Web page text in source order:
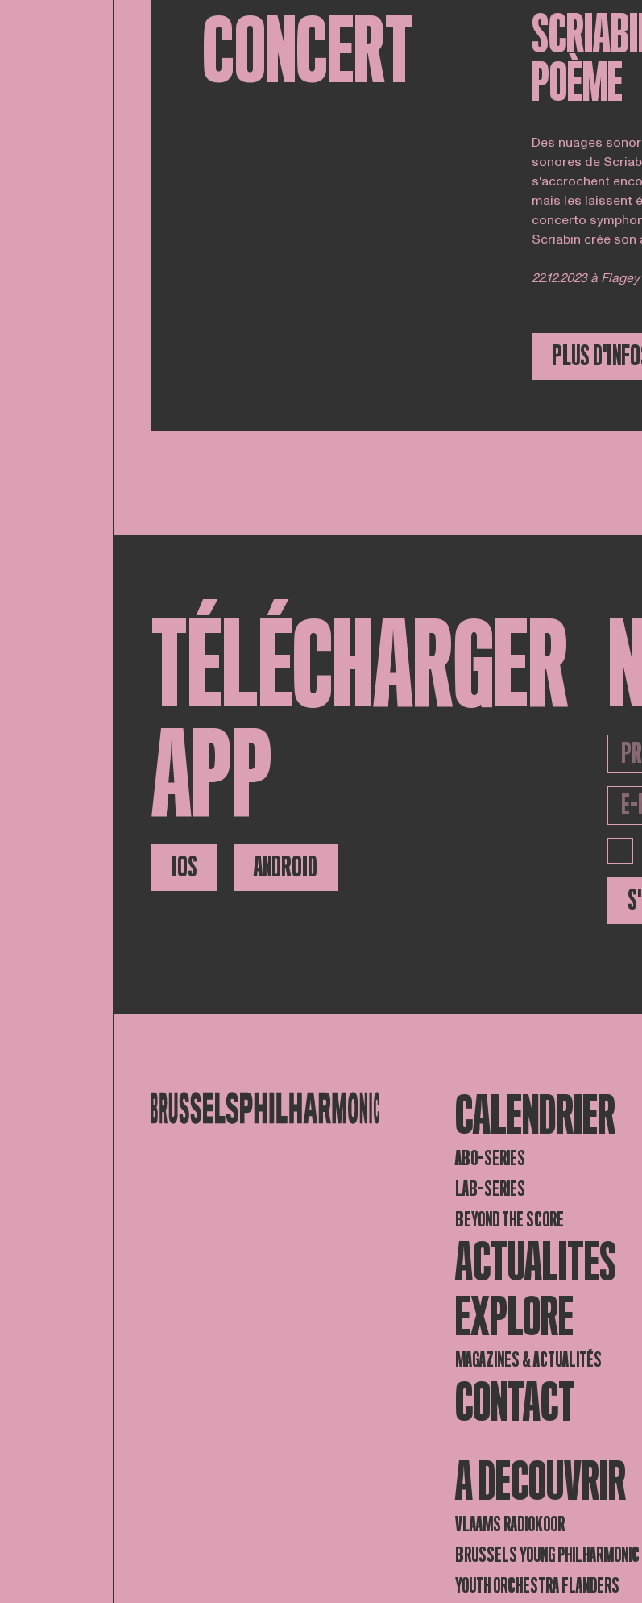
CONCERT
POÈME
Des nuages
sonores de
s'accrochent
mais les laissent
concerto
Scriabin crée
22.12.2023 à Flagey
PLUS
TÉLÉCHARGER
APP
IOS ANDROID
CALENDRIER
ABO-SERIES
LAB-SERIES
BEYOND THE SCORE
ACTUALITES
EXPLORE
MAGAZINES & ACTUALITÉS
CONTACT
A DECOUVRIR
VLAAMS RADIOKOOR
BRUSSELS YOUNG PHILHARMONIC
YOUTH ORCHESTRA FLANDERS